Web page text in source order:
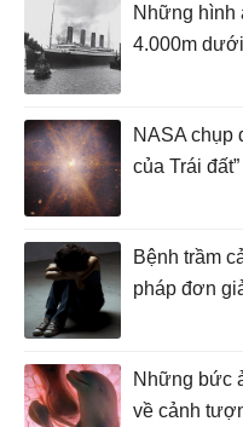
Những hình
4.000m
NASA chụp
của Trái đất”
Bệnh trầm
pháp đơn
Những bức
về cảnh